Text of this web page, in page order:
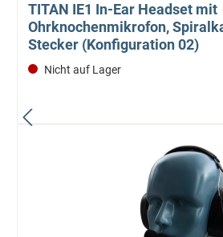
TITAN IE1 In-Ear Headset mit
Ohrknochenmikrofon,
Stecker (Konfiguration 02)
Nicht auf Lager